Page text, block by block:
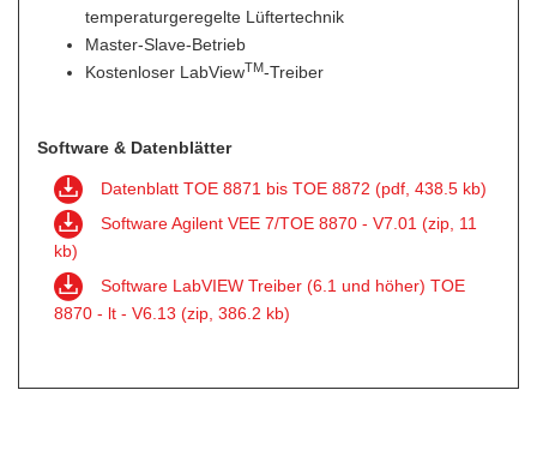
temperaturgeregelte Lüftertechnik
Master-Slave-Betrieb
Kostenloser LabViewTM-Treiber
Software & Datenblätter
Datenblatt TOE 8871 bis TOE 8872 (pdf, 438.5 kb)
Software Agilent VEE 7/TOE 8870 - V7.01 (zip, 11
kb)
Software LabVIEW Treiber (6.1 und höher) TOE
8870 - lt - V6.13 (zip, 386.2 kb)